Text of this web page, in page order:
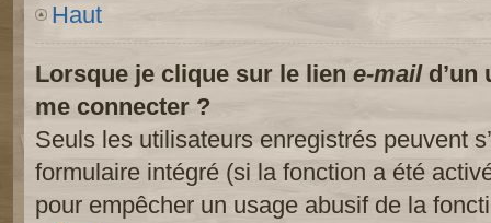
Haut
Lorsque je clique sur le lien e-maild’un
me connecter ?
Seuls les utilisateurs enregistrés peuvent
formulaire intégré (si la fonction a été
pour empêcher un usage abusif de la